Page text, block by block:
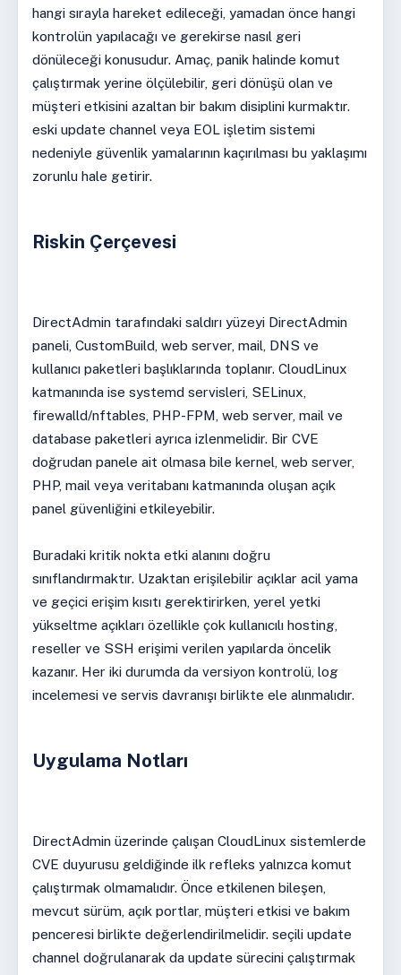
hangi sırayla hareket edileceği, yamadan önce hangi
kontrolün yapılacağı ve gerekirse nasıl geri
dönüleceği konusudur. Amaç, panik halinde komut
çalıştırmak yerine ölçülebilir, geri dönüşü olan ve
müşteri etkisini azaltan bir bakım disiplini kurmaktır.
eski update channel veya EOL işletim sistemi
nedeniyle güvenlik yamalarının kaçırılması bu yaklaşımı
zorunlu hale getirir.
Riskin Çerçevesi
DirectAdmin tarafındaki saldırı yüzeyi DirectAdmin
paneli, CustomBuild, web server, mail, DNS ve
kullanıcı paketleri başlıklarında toplanır. CloudLinux
katmanında ise systemd servisleri, SELinux,
firewalld/nftables, PHP-FPM, web server, mail ve
database paketleri ayrıca izlenmelidir. Bir CVE
doğrudan panele ait olmasa bile kernel, web server,
PHP, mail veya veritabanı katmanında oluşan açık
panel güvenliğini etkileyebilir.
Buradaki kritik nokta etki alanını doğru
sınıflandırmaktır. Uzaktan erişilebilir açıklar acil yama
ve geçici erişim kısıtı gerektirirken, yerel yetki
yükseltme açıkları özellikle çok kullanıcılı hosting,
reseller ve SSH erişimi verilen yapılarda öncelik
kazanır. Her iki durumda da versiyon kontrolü, log
incelemesi ve servis davranışı birlikte ele alınmalıdır.
Uygulama Notları
DirectAdmin üzerinde çalışan CloudLinux sistemlerde
CVE duyurusu geldiğinde ilk refleks yalnızca komut
çalıştırmak olmamalıdır. Önce etkilenen bileşen,
mevcut sürüm, açık portlar, müşteri etkisi ve bakım
penceresi birlikte değerlendirilmelidir. seçili update
channel doğrulanarak da update sürecini çalıştırmak